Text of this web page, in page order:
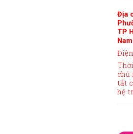
Địa
TP
Nam
chủ
tất
hệ